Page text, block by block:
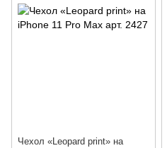
Чехол «Leopard print» на